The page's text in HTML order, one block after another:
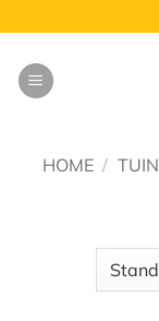
naar
inhoud
HOME / TUIN